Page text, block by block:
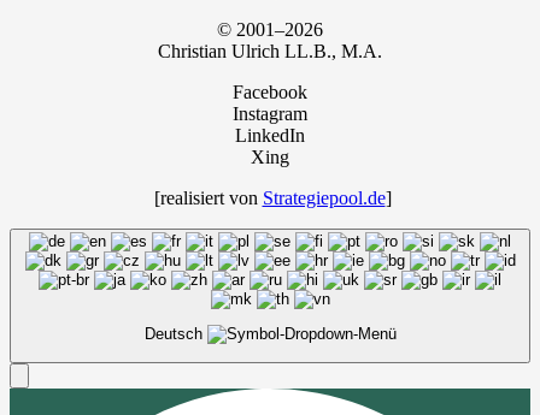
© 2001–2026
Chris­ti­an Ulrich LL.B., M.A.
Facebook
Instagram
LinkedIn
Xing
[rea­li­siert von Strategiepool.de]
Deutsch